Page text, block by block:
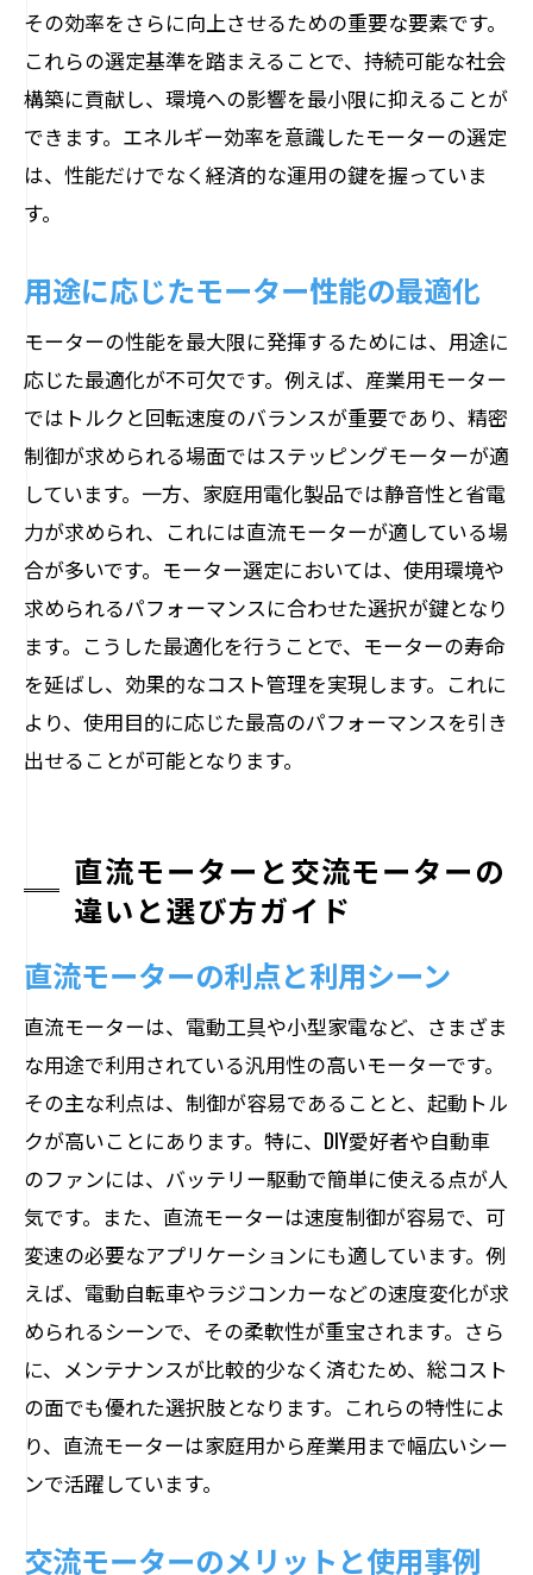
その効率をさらに向上させるための重要な要素です。
これらの選定基準を踏まえることで、持続可能な社会
構築に貢献し、環境への影響を最小限に抑えることが
できます。エネルギー効率を意識したモーターの選定
は、性能だけでなく経済的な運用の鍵を握っていま
す。
用途に応じたモーター性能の最適化
モーターの性能を最大限に発揮するためには、用途に
応じた最適化が不可欠です。例えば、産業用モーター
ではトルクと回転速度のバランスが重要であり、精密
制御が求められる場面ではステッピングモーターが適
しています。一方、家庭用電化製品では静音性と省電
力が求められ、これには直流モーターが適している場
合が多いです。モーター選定においては、使用環境や
求められるパフォーマンスに合わせた選択が鍵となり
ます。こうした最適化を行うことで、モーターの寿命
を延ばし、効果的なコスト管理を実現します。これに
より、使用目的に応じた最高のパフォーマンスを引き
出せることが可能となります。
直流モーターと交流モーターの
違いと選び方ガイド
直流モーターの利点と利用シーン
直流モーターは、電動工具や小型家電など、さまざま
な用途で利用されている汎用性の高いモーターです。
その主な利点は、制御が容易であることと、起動トル
クが高いことにあります。特に、DIY愛好者や自動車
のファンには、バッテリー駆動で簡単に使える点が人
気です。また、直流モーターは速度制御が容易で、可
変速の必要なアプリケーションにも適しています。例
えば、電動自転車やラジコンカーなどの速度変化が求
められるシーンで、その柔軟性が重宝されます。さら
に、メンテナンスが比較的少なく済むため、総コスト
の面でも優れた選択肢となります。これらの特性によ
り、直流モーターは家庭用から産業用まで幅広いシー
ンで活躍しています。
交流モーターのメリットと使用事例